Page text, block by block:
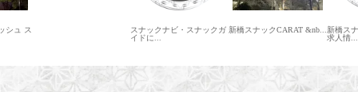
シュ ス
スナックナビ・スナックガ
イドに...
新橋スナックCARAT &nb... 新橋ス
求人情...